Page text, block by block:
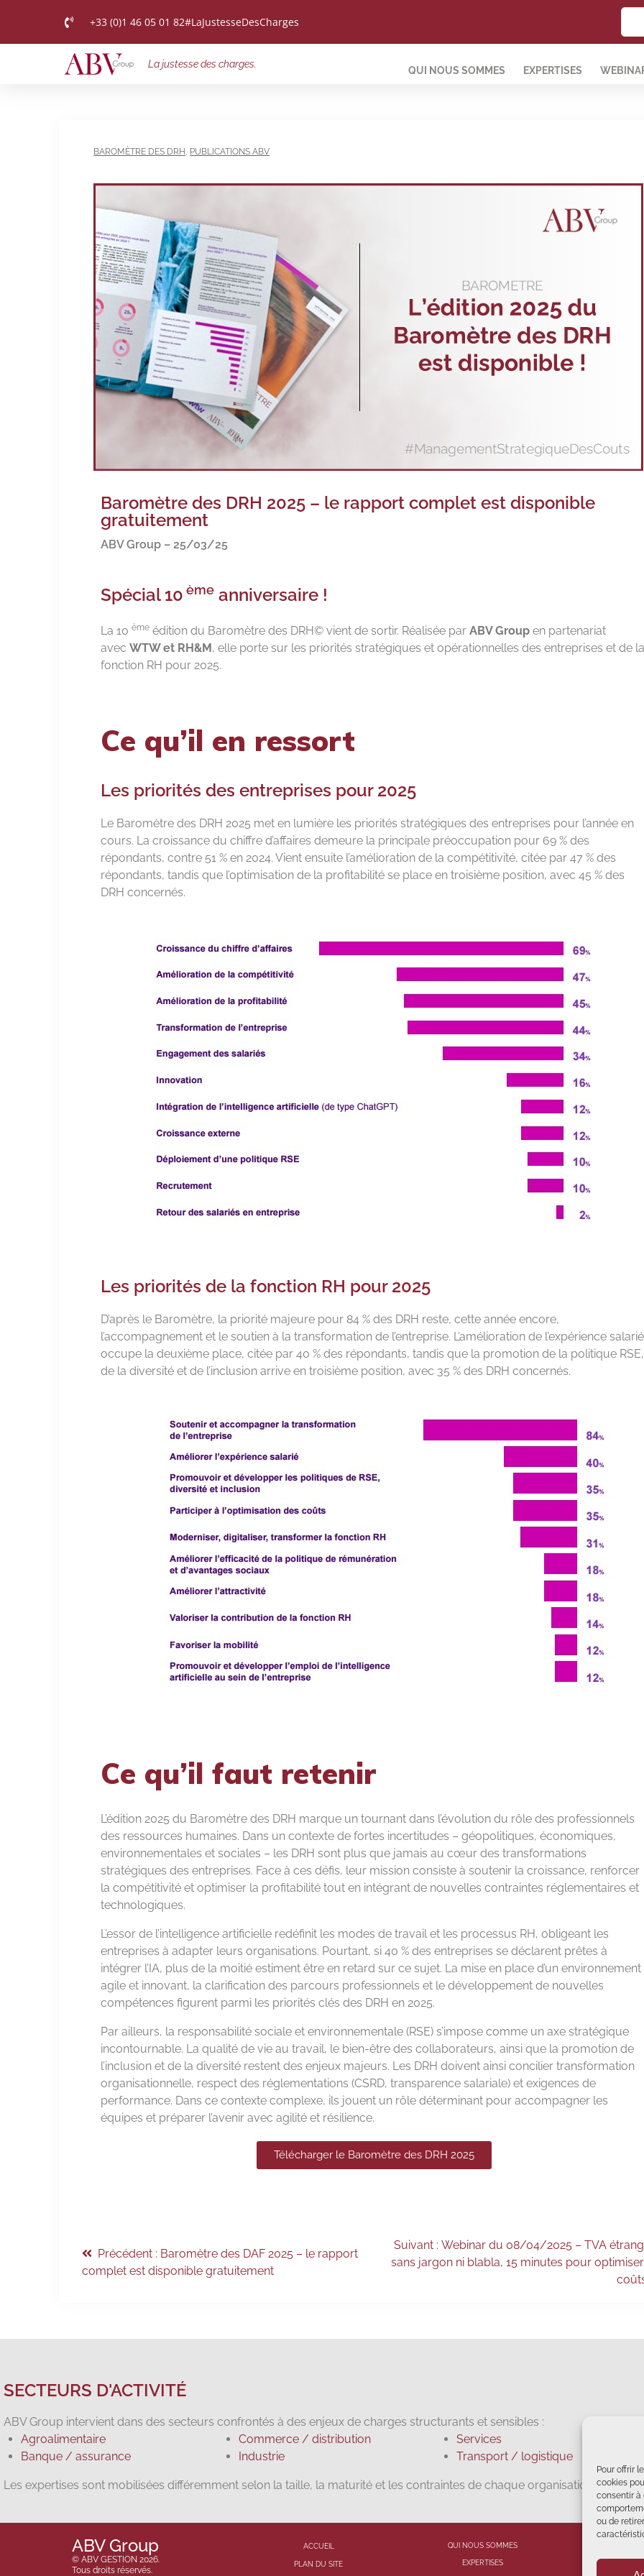
Pour offrir
cookies
consentir à
ou de
+33 (0)1 46 05 01 82#LaJustesseDesCharges
La justesse des charges.
QUI NOUS SOMMES EXPERTISES
BAROMÈTRE DES DRH , PUBLICATIONS ABV
Baromètre des DRH 2025 – le rapport complet est disponible
gratuitement
ABV Group – 25/03/25
Spécial 10 ème anniversaire !
La 10 ème édition du Baromètre des DRH© vient de sortir. Réalisée parABV Groupen partenariat
avec WTW et RH&M, elle porte sur les priorités stratégiques et opérationnelles des entreprises et de
fonction RH pour 2025.
Ce qu’il en ressort
Les priorités des entreprises pour 2025
Le Baromètre des DRH 2025 met en lumière les priorités stratégiques des entreprises pour l’année en
cours. La croissance du chiffre d’affaires demeure la principale préoccupation pour 69 % des
répondants, contre 51 % en 2024. Vient ensuite l’amélioration de la compétitivité, citée par 47 % des
répondants, tandis que l’optimisation de la profitabilité se place en troisième position, avec 45 % des
DRH concernés.
Les priorités de la fonction RH pour 2025
D’après le Baromètre, la priorité majeure pour 84 % des DRH reste, cette année encore,
l’accompagnement et le soutien à la transformation de l’entreprise. L’amélioration de l’expérience salarié
occupe la deuxième place, citée par 40 % des répondants, tandis que la promotion de la politique RSE,
de la diversité et de l’inclusion arrive en troisième position, avec 35 % des DRH concernés.
Ce qu’il faut retenir
L’édition 2025 du Baromètre des DRH marque un tournant dans l’évolution du rôle des professionnels
des ressources humaines. Dans un contexte de fortes incertitudes – géopolitiques, économiques,
environnementales et sociales – les DRH sont plus que jamais au cœur des transformations
stratégiques des entreprises. Face à ces défis, leur mission consiste à soutenir la croissance, renforcer
la compétitivité et optimiser la profitabilité tout en intégrant de nouvelles contraintes réglementaires et
technologiques.
L’essor de l’intelligence artificielle redéfinit les modes de travail et les processus RH, obligeant les
entreprises à adapter leurs organisations. Pourtant, si 40 % des entreprises se déclarent prêtes à
intégrer l’IA, plus de la moitié estiment être en retard sur ce sujet. La mise en place d’un environnement
agile et innovant, la clarification des parcours professionnels et le développement de nouvelles
compétences figurent parmi les priorités clés des DRH en 2025.
Par ailleurs, la responsabilité sociale et environnementale (RSE) s’impose comme un axe stratégique
incontournable. La qualité de vie au travail, le bien-être des collaborateurs, ainsi que la promotion de
l’inclusion et de la diversité restent des enjeux majeurs. Les DRH doivent ainsi concilier transformation
organisationnelle, respect des réglementations (CSRD, transparence salariale) et exigences de
performance. Dans ce contexte complexe, ils jouent un rôle déterminant pour accompagner les
équipes et préparer l’avenir avec agilité et résilience.
Télécharger le Baromètre des DRH 2025
Précédent : Baromètre des DAF 2025 – le rapport
complet est disponible gratuitement
Suivant : Webinar du 08/04/2025 – TVA
sans jargon ni blabla, 15 minutes pour
SECTEURS D'ACTIVITÉ
ABV Group intervient dans des secteurs confrontés à des enjeux de charges structurants et sensibles :
Agroalimentaire
Banque / assurance
Commerce / distribution
Industrie
Services
Transport / logistique
Les expertises sont mobilisées différemment selon la taille, la maturité et les contraintes de chaque organisation.
ABV Group
© ABV GESTION 2026.
Tous droits réservés.
ACCUEIL
PLAN DU SITE
QUI NOUS SOMMES
EXPERTISES